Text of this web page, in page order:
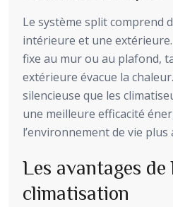
Le système split comprend
intérieure et une
fixe au mur ou au plafond,
extérieure évacue la
silencieuse que les
une meilleure efficacité
l’environnement de vie plus
Les avantages de
climatisation